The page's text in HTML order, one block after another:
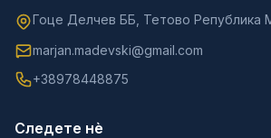
Гоце Делчев ББ, Тетово Република
marjan.madevski@gmail.com
+38978448875
Следете нè